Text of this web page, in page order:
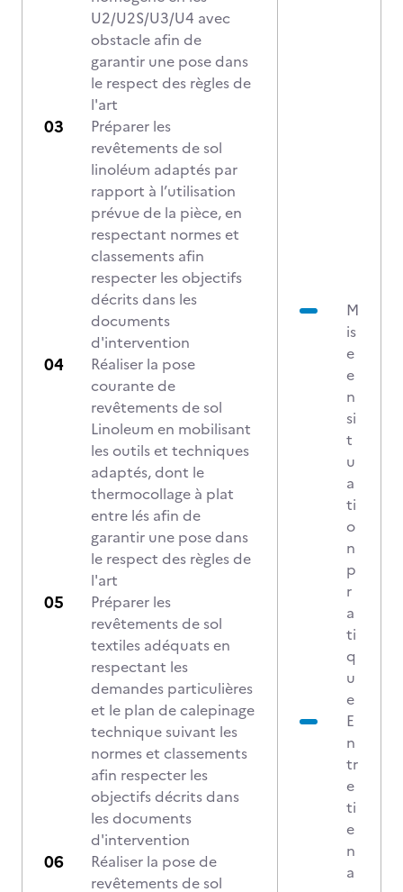
U2/U2S/U3/U4 avec
obstacle afin de
garantir une pose dans
le respect des règles de
l'art
Préparer les
revêtements de sol
linoléum adaptés par
rapport à l’utilisation
prévue de la pièce, en
respectant normes et
classements afin
respecter les objectifs
décrits dans les
documents
d'intervention
Réaliser la pose
courante de
revêtements de sol
Linoleum en mobilisant
les outils et techniques
adaptés, dont le
thermocollage à plat
entre lés afin de
garantir une pose dans
le respect des règles de
l'art
Préparer les
revêtements de sol
textiles adéquats en
respectant les
demandes particulières
et le plan de calepinage
technique suivant les
normes et classements
afin respecter les
objectifs décrits dans
les documents
d'intervention
Réaliser la pose de
revêtements de sol
M
is
e
e
n
si
t
u
a
ti
o
n
p
r
a
ti
q
u
e
E
n
tr
e
ti
e
n
a